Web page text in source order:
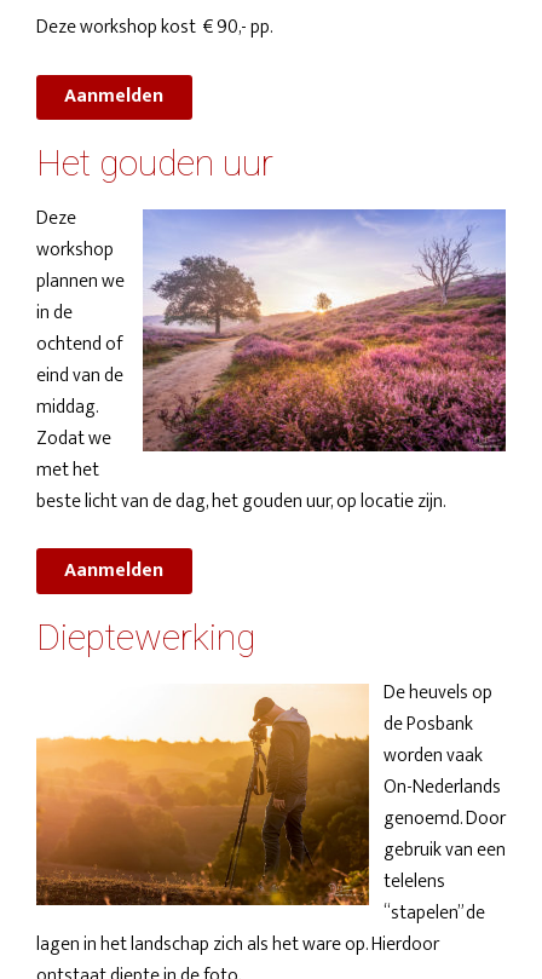
Deze workshop kost € 90,- pp.
Aanmelden
Het gouden uur
Deze
workshop
plannen we
in de
ochtend of
eind van de
middag.
Zodat we
met het
beste licht van de dag, het gouden uur, op locatie zijn.
Aanmelden
Dieptewerking
De heuvels op
de Posbank
worden vaak
On-Nederlands
genoemd. Door
gebruik van een
telelens
“stapelen” de
lagen in het landschap zich als het ware op. Hierdoor